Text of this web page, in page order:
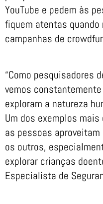
YouTube e pedem às
fiquem atentas
campanhas de
“Como pesquisadores
vemos
exploram a natureza
Um dos exemplos
as pessoas
os outros,
explorar crianças
Especialista de